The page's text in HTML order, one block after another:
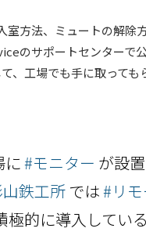
室方法、ミュートの解除
のサポートセンターで
、工場でも手に取っても
に#モニター が設
鉄工所 では#リ
極的に導入してい